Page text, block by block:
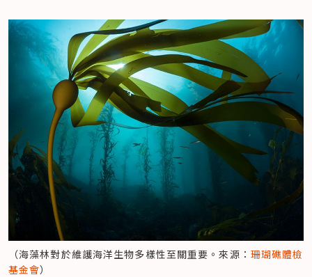
（海藻林對於維護海洋生物多樣性至關重要。來源： 珊瑚礁體檢
基金會）